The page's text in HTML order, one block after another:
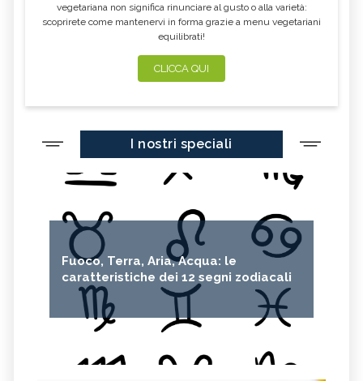
vegetariana non significa rinunciare al gusto o alla varietà:
scoprirete come mantenervi in forma grazie a menu vegetariani
equilibrati!
CLICCA QUI
I nostri speciali
Fuoco, Terra, Aria, Acqua: le
caratteristiche dei 12 segni zodiacali